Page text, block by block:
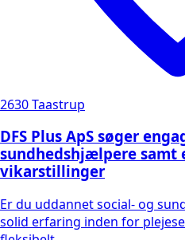
2630 Taastrup
DFS Plus ApS søger
sundhedshjælpere
vikarstillinger
Er du uddannet social- og
solid erfaring inden for